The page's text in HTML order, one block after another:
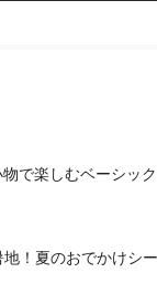
で楽しむベーシッ
！夏のおでかけシ